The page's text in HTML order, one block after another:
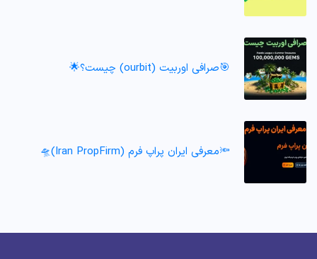
🎯صرافی اوربیت (ourbit) چیست؟🌟
🔦معرفی ایران پراپ فرم (Iran PropFirm)🛸